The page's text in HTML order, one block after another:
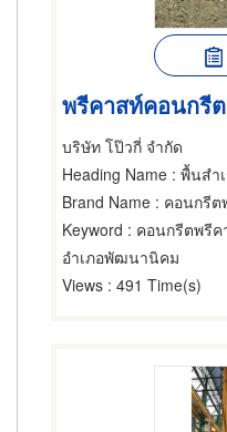
พรีคาสท์คอนกรีต
บริษัท โป๊วกี่ จำกัด
Heading Name : พื้นสำเร็จรูป (ค
Brand Name : คอนกรี
Keyword : คอนกรีตพรี
อำเภอพัฒนานิคม
Views : 491 Time(s)